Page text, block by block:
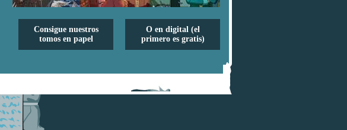
Consigue nuestros
tomos en papel
O en digital (el
primero es gratis)